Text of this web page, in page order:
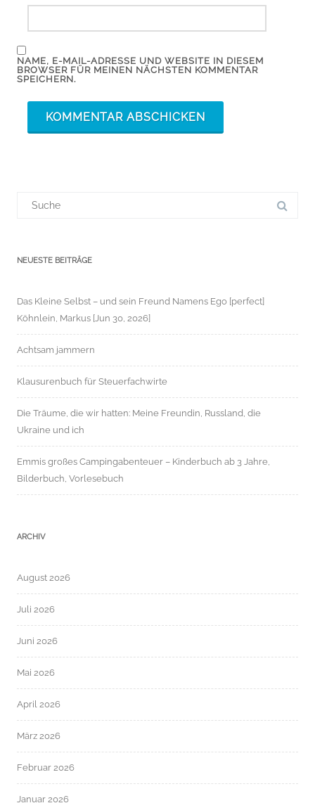
NAME, E-MAIL-ADRESSE UND WEBSITE IN DIESEM
BROWSER FÜR MEINEN NÄCHSTEN KOMMENTAR
SPEICHERN.
NEUESTE BEITRÄGE
Das Kleine Selbst – und sein Freund Namens Ego [perfect]
Köhnlein, Markus [Jun 30, 2026]
Achtsam jammern
Klausurenbuch für Steuerfachwirte
Die Träume, die wir hatten: Meine Freundin, Russland, die
Ukraine und ich
Emmis großes Campingabenteuer – Kinderbuch ab 3 Jahre,
Bilderbuch, Vorlesebuch
ARCHIV
August 2026
Juli 2026
Juni 2026
Mai 2026
April 2026
März 2026
Februar 2026
Januar 2026